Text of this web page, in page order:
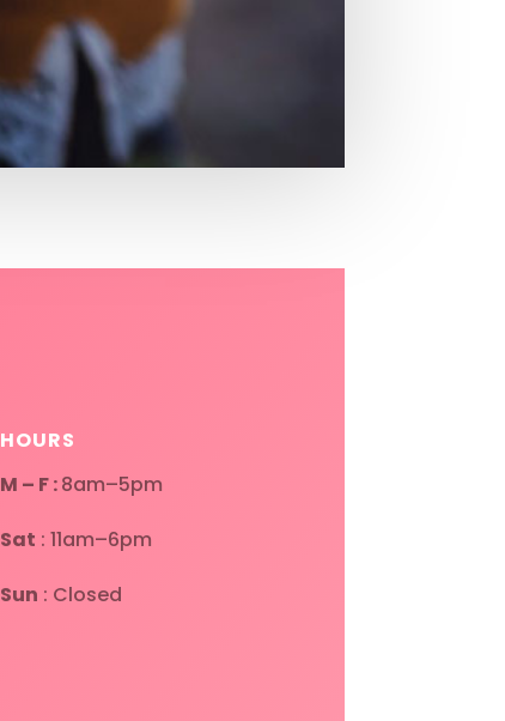
HOURS
M – F :8am–5pm
Sat : 11am–6pm
Sun : Closed